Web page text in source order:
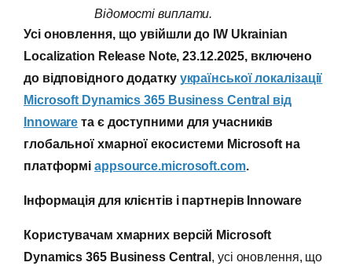
Відомості виплати.
Усі оновлення, що увійшли до IW Ukrainian
Localization Release Note, 23.12.2025, включено
до відповідного додатку української локалізації
Microsoft Dynamics 365 Business Central від
Innoware та є доступними для учасників
глобальної хмарної екосистеми Microsoft на
платформіappsource.microsoft.com.
Інформація для клієнтів і партнерів Innoware
Користувачам хмарних версій Microsoft
Dynamics 365 Business Central , усі оновлення, що